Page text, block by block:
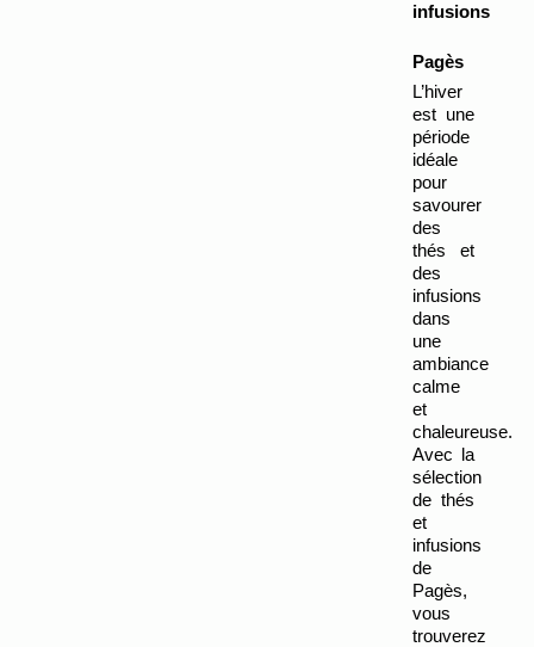
infusions
Pagès
L’hiver
est une
période
idéale
pour
savourer
des
thés et
des
infusions
dans
une
ambiance
calme
et
chaleureuse.
Avec la
sélection
de thés
et
infusions
de
Pagès,
vous
trouverez